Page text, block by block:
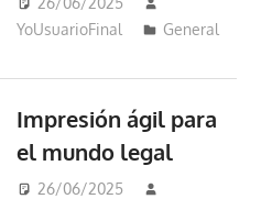
YoUsuarioFinal
General
Impresión ágil para
el mundo legal
26/06/2025